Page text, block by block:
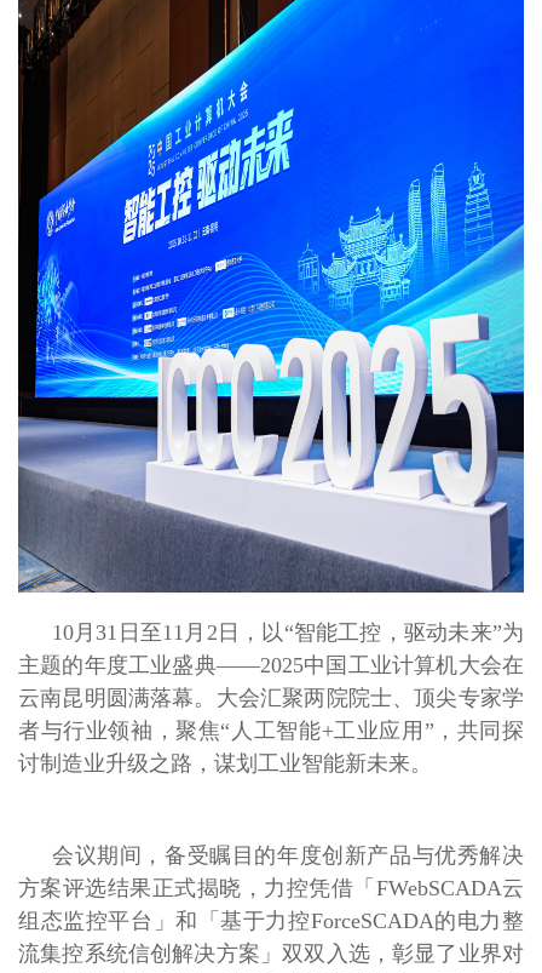
10月31日至11月2日，以“智能工控，驱动未来”为
主题的年度工业盛典——2025中国工业计算机大会在
云南昆明圆满落幕。大会汇聚两院院士、顶尖专家学
者与行业领袖，聚焦“人工智能+工业应用”，共同探
讨制造业升级之路，谋划工业智能新未来。
会议期间，备受瞩目的年度创新产品与优秀解决
方案评选结果正式揭晓，力控凭借「FWebSCADA云
组态监控平台」和「基于力控ForceSCADA的电力整
流集控系统信创解决方案」双双入选，彰显了业界对